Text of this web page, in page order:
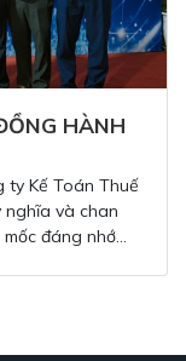
HÀNH
ty Kế Toán Thuế
nghĩa và chan
đáng nhớ